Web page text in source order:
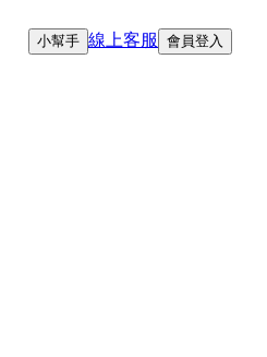
小幫手 線上客服 會員登入